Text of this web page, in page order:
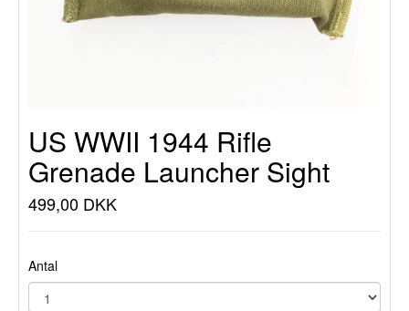
US WWII 1944 Rifle
Grenade Launcher Sight
499,00 DKK
Antal